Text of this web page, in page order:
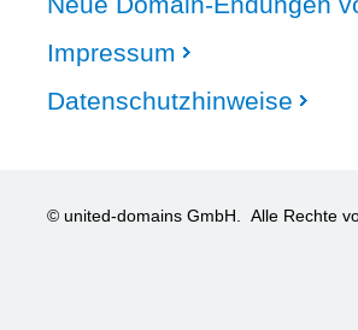
Impressum
Datenschutzhinweise
© united-domains GmbH. Alle Rechte